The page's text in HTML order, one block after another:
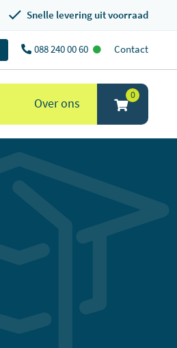
Snelle levering uit voorraad
088 240 00 60 Contact
Over ons
0